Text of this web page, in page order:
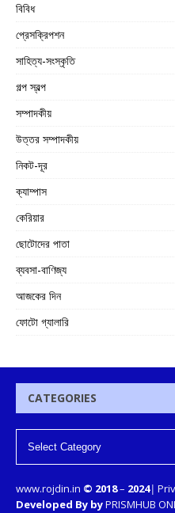
বিবিধ
প্রেসক্রিপশন
সাহিত্য-সংস্কৃতি
গল্প স্বল্প
সম্পাদকীয়
উত্তর সম্পাদকীয়
নিকট-দূর
ক্যাম্পাস
কেরিয়ার
ছোটোদের পাতা
ব্যবসা-বাণিজ্য
আজকের দিন
ফোটো গ্যালারি
CATEGORIES
www.rojdin.in © 2018– 2024|
Developed By byPRISMHUB